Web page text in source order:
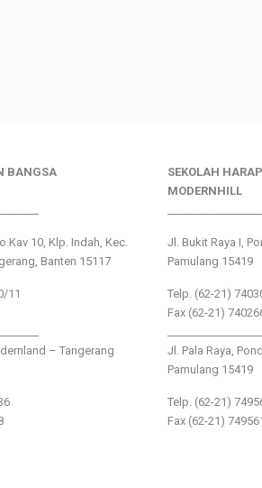
BANGSA
10, Klp. Indah, Kec.
Banten 15117
11
– Tangerang
SEKOLAH
MODERNHILL
Jl. Bukit Raya I,
Pamulang 15419
Telp. (62-21)
Fax (62-21)
Jl. Pala Raya,
Pamulang 15419
Telp. (62-21)
Fax (62-21)